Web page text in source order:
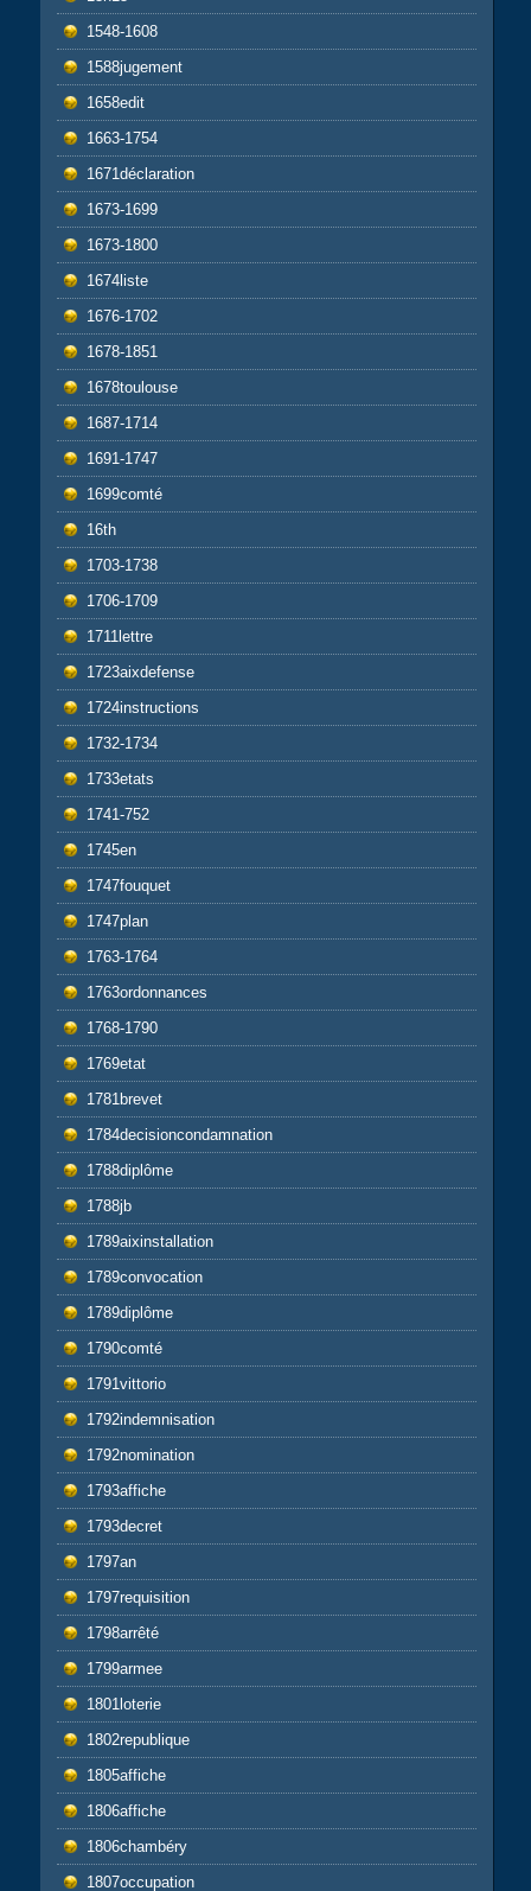
1548-1608
1588jugement
1658edit
1663-1754
1671déclaration
1673-1699
1673-1800
1674liste
1676-1702
1678-1851
1678toulouse
1687-1714
1691-1747
1699comté
16th
1703-1738
1706-1709
1711lettre
1723aixdefense
1724instructions
1732-1734
1733etats
1741-752
1745en
1747fouquet
1747plan
1763-1764
1763ordonnances
1768-1790
1769etat
1781brevet
1784decisioncondamnation
1788diplôme
1788jb
1789aixinstallation
1789convocation
1789diplôme
1790comté
1791vittorio
1792indemnisation
1792nomination
1793affiche
1793decret
1797an
1797requisition
1798arrêté
1799armee
1801loterie
1802republique
1805affiche
1806affiche
1806chambéry
1807occupation